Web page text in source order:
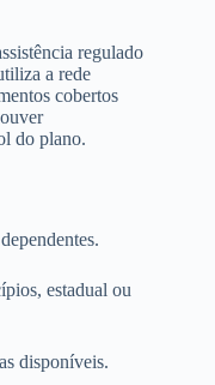
regulado
a rede
cobertos
do plano.
estadual ou
disponíveis.